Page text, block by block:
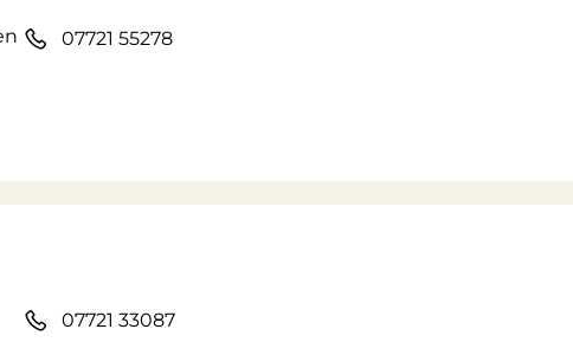
07721 55278
07721 33087